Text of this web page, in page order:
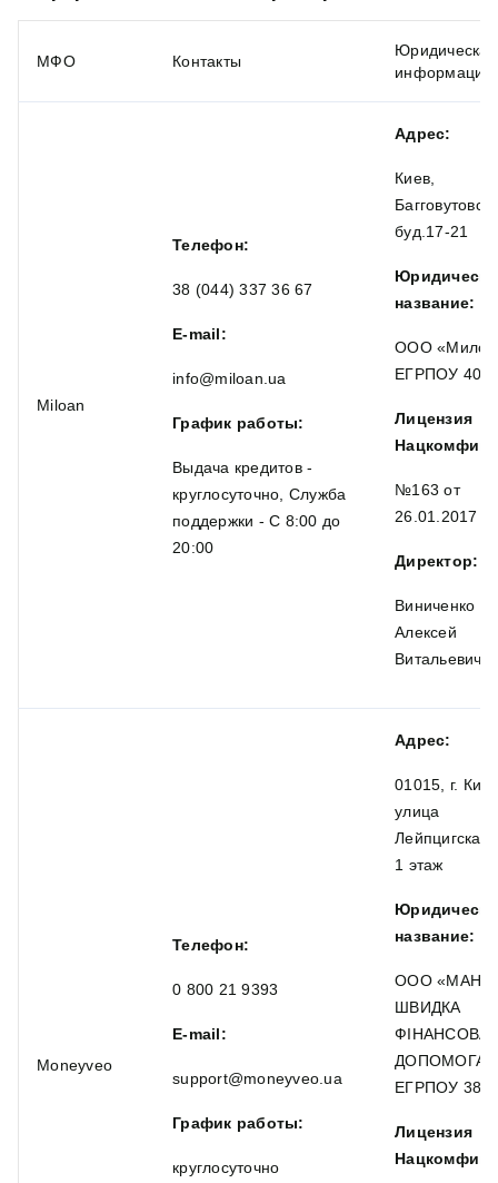
МФО Контакты
Юридическая
информация
Miloan
Телефон:
38 (044) 337 36 67
E-mail:
info@miloan.ua
График работы:
Выдача кредитов -
круглосуточно, Служба
поддержки - С 8:00 до
20:00
Адрес:
Киев,
буд.17-21
название:
ООО
ЕГРПОУ
Лицензия
№163 от
26.01.2017
Директор:
Виниченко
Алексей
Витальевич
Moneyveo
Телефон:
0 800 21 9393
E-mail:
support@moneyveo.ua
График работы:
круглосуточно
Адрес:
01015, г.
улица
1 этаж
название:
OOO
ШВИДКА
ФІНАНСОВА
ДОПОМОГА»
ЕГРПОУ
Лицензия